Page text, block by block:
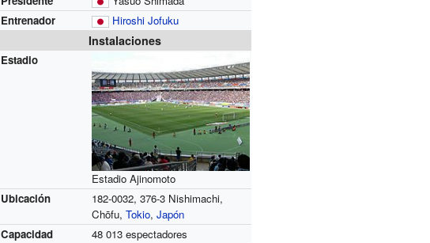
Entrenador
Hiroshi Jofuku
Instalaciones
Estadio
Estadio Ajinomoto
Ubicación
182-0032, 376-3 Nishimachi,
Chōfu,Tokio,Japón
Capacidad
48 013 espectadores